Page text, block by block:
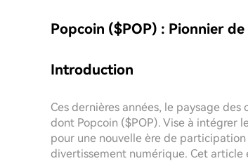
Popcoin ($POP) : Pionnier
Introduction
Ces dernières années, le paysage
dont Popcoin ($POP). Vise à intégrer
pour une nouvelle ère de
divertissement numérique. Cet article